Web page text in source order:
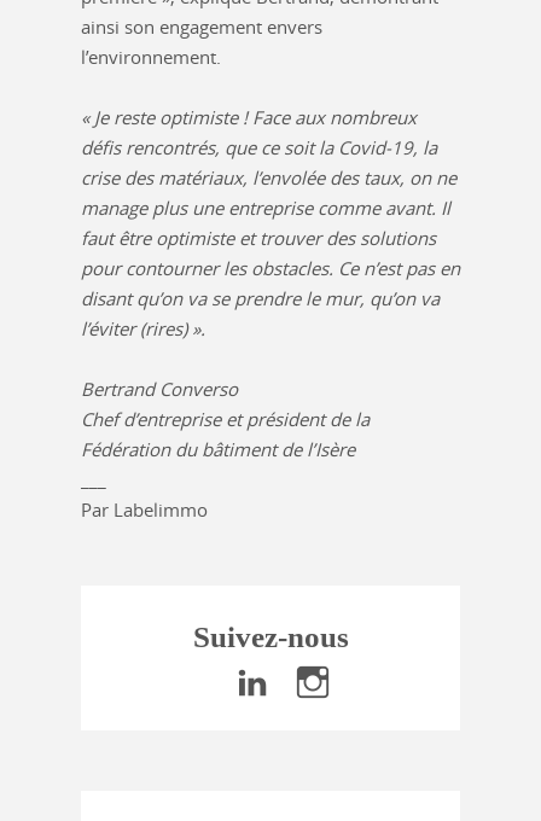
ainsi son engagement envers
l’environnement.
« Je reste optimiste ! Face aux nombreux
défis rencontrés, que ce soit la Covid-19, la
crise des matériaux, l’envolée des taux, on ne
manage plus une entreprise comme avant. Il
faut être optimiste et trouver des solutions
pour contourner les obstacles. Ce n’est pas en
disant qu’on va se prendre le mur, qu’on va
l’éviter (rires) ».
Bertrand Converso
Chef d’entreprise et président de la
Fédération du bâtiment de l’Isère
Par Labelimmo
Suivez-nous